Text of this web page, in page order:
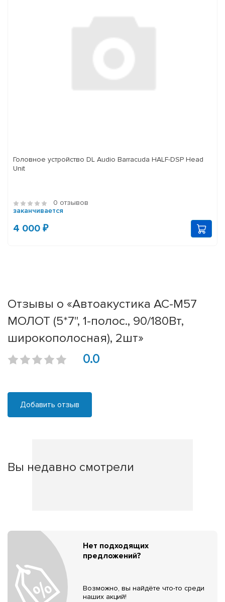
Головное устройство DL Audio Barracuda HALF-DSP Head
Unit
0 отзывов
заканчивается
4 000 ₽
Отзывы о «Автоакустика АС-М57
МОЛОТ (5*7", 1-полос., 90/180Вт,
широкополосная), 2шт»
0.0
Добавить отзыв
Вы недавно смотрели
Нет подходящих
предложений?
Возможно, вы найдёте что-то среди
наших акций!